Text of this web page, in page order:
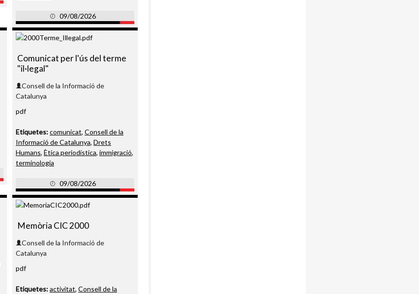
09/08/2026
Comunicat per l'ús del terme
"il·legal"
Consell de la Informació de
Catalunya
pdf
Etiquetes:comunicat, Consell de la
Informació de Catalunya, Drets
Humans, Ètica periodística, immigració,
terminologia
09/08/2026
Memòria CIC 2000
Consell de la Informació de
Catalunya
pdf
Etiquetes:activitat, Consell de la